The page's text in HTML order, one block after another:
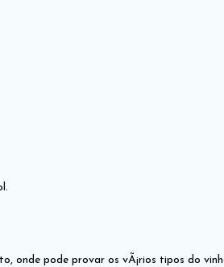
onde pode provar os vÃ¡rios tipos do